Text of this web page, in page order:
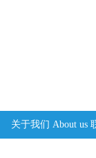
关于我们 About us